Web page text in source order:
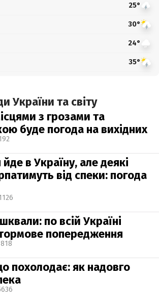
25°
30°
24°
35°
України та світу
з грозами та
буде погода на вихідних
в Україну, але деякі
від спеки: погода
по всій Україні
попередження
похолодає: як надовго